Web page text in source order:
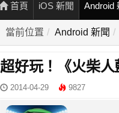
首頁 iOS 新聞 Android
當前位置 Android 新聞
超好玩！《火柴人
2014-04-29 9827